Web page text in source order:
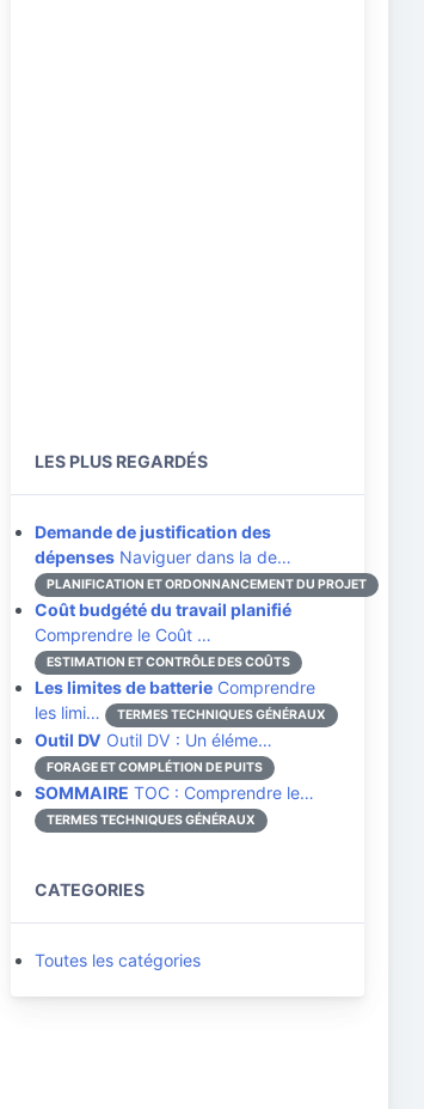
LES PLUS REGARDÉS
Demande de justification des
dépenses Naviguer dans la de…
PLANIFICATION ET ORDONNANCEMENT DU PROJET
Coût budgété du travail planifié
Comprendre le Coût …
ESTIMATION ET CONTRÔLE DES COÛTS
Les limites de batterie Comprendre
les limi…
TERMES TECHNIQUES GÉNÉRAUX
Outil DV Outil DV : Un éléme…
FORAGE ET COMPLÉTION DE PUITS
SOMMAIRE TOC : Comprendre le…
TERMES TECHNIQUES GÉNÉRAUX
CATEGORIES
Toutes les catégories